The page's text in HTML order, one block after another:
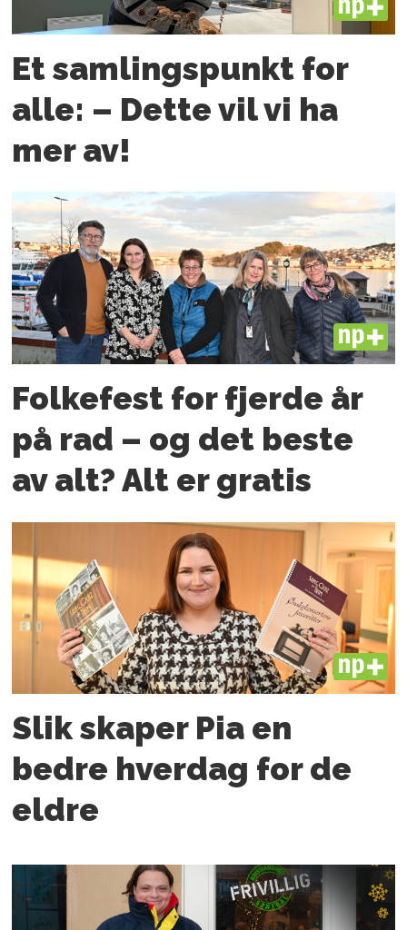
PLUS
Et samlingspunkt for
alle: – Dette vil vi ha
mer av!
PLUS
Folkefest for fjerde år
på rad – og det beste
av alt? Alt er gratis
PLUS
Slik skaper Pia en
bedre hverdag for de
eldre